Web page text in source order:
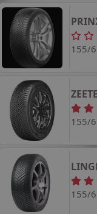
155/
155/
155/